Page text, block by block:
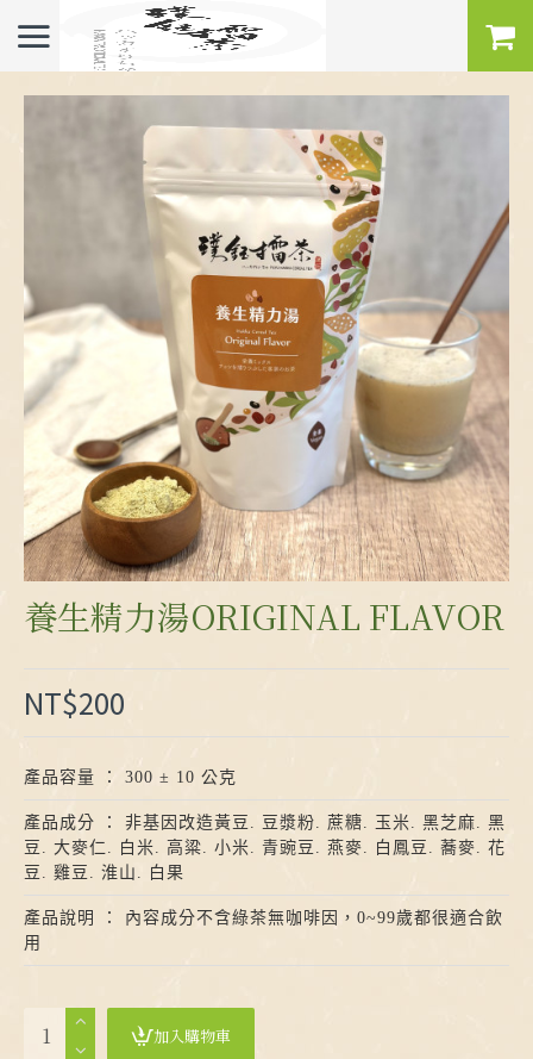
養生精力湯ORIGINAL FLAVOR
NT$200
產品容量 ： 300 ± 10 公克
產品成分 ： 非基因改造黃豆. 豆漿粉. 蔗糖. 玉米. 黑芝麻. 黑
豆. 大麥仁. 白米. 高粱. 小米. 青豌豆. 燕麥. 白鳳豆. 蕎麥. 花
豆. 雞豆. 淮山. 白果
產品說明 ： 內容成分不含綠茶無咖啡因，0~99歲都很適合飲
用
加入購物車